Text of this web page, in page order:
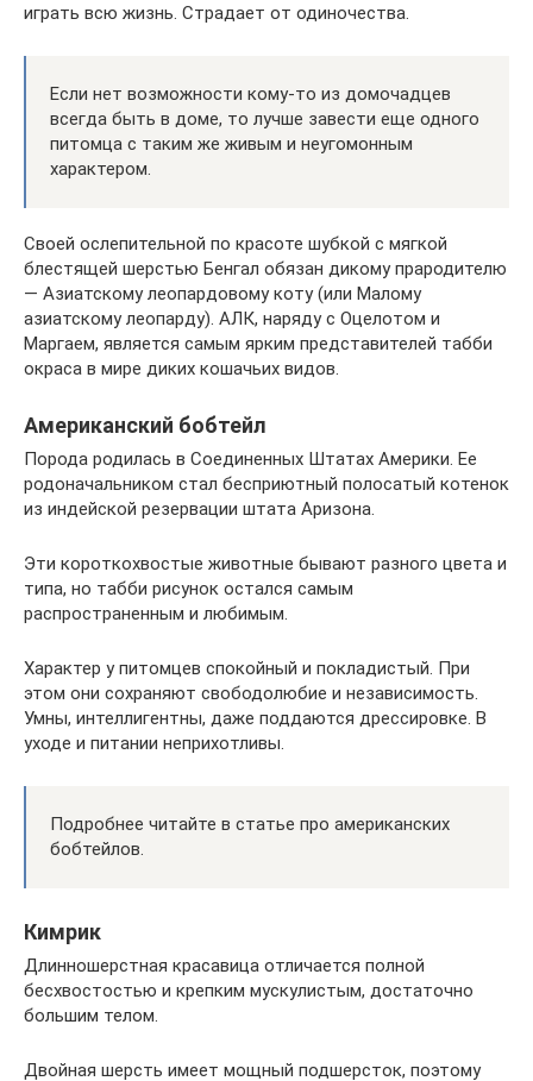
играть всю жизнь. Страдает от одиночества.
Если нет возможности кому-то из домочадцев
всегда быть в доме, то лучше завести еще одного
питомца с таким же живым и неугомонным
характером.
Своей ослепительной по красоте шубкой с мягкой
блестящей шерстью Бенгал обязан дикому прародителю
— Азиатскому леопардовому коту (или Малому
азиатскому леопарду). АЛК, наряду с Оцелотом и
Маргаем, является самым ярким представителей табби
окраса в мире диких кошачьих видов.
Американский бобтейл
Порода родилась в Соединенных Штатах Америки. Ее
родоначальником стал бесприютный полосатый котенок
из индейской резервации штата Аризона.
Эти короткохвостые животные бывают разного цвета и
типа, но табби рисунок остался самым
распространенным и любимым.
Характер у питомцев спокойный и покладистый. При
этом они сохраняют свободолюбие и независимость.
Умны, интеллигентны, даже поддаются дрессировке. В
уходе и питании неприхотливы.
Подробнее читайте в статье про американских
бобтейлов.
Кимрик
Длинношерстная красавица отличается полной
бесхвостостью и крепким мускулистым, достаточно
большим телом.
Двойная шерсть имеет мощный подшерсток, поэтому